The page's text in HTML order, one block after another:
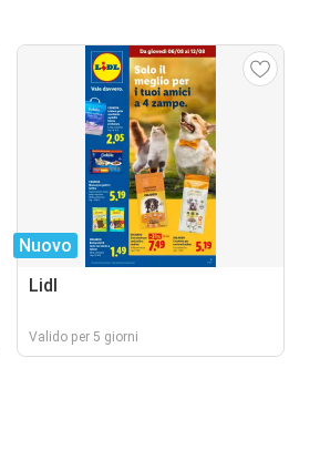
Nuovo
Lidl
Valido per 5 giorni